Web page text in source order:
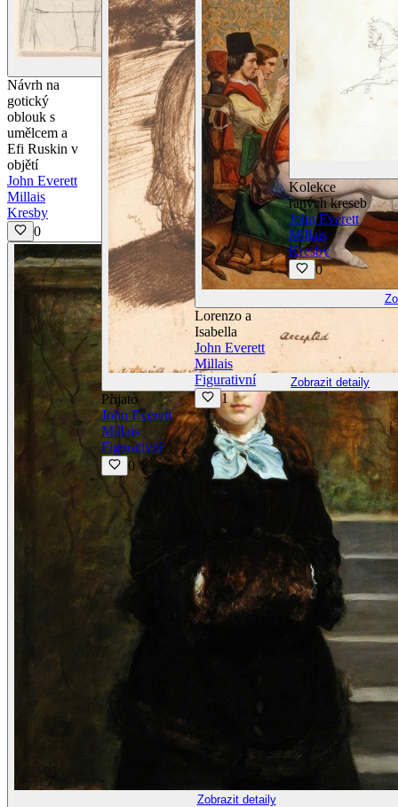
Zobrazit detaily
Návrh na
gotický
oblouk s
umělcem a
Efi Ruskin v
objětí
John Everett
Millais
Kresby
0
Zobrazit detaily
Zobrazit detaily
Přijato
John Everett
Millais
Figurativní
0
Lorenzo a
Isabella
John Everett
Millais
Figurativní
1
Kolekce
raných kreseb
John Everett
Millais
Kresby
0